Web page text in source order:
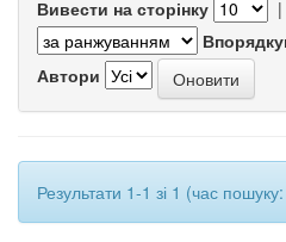
Вивести на сторінку |
Автори
Результати 1-1 зі 1 (час